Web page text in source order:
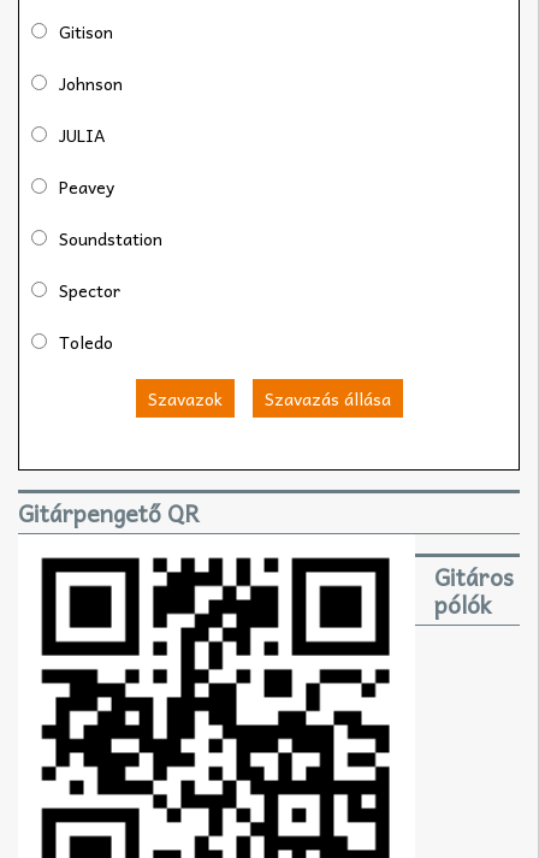
Gitison
Johnson
JULIA
Peavey
Soundstation
Spector
Toledo
Szavazok Szavazás állása
Gitárpengető QR
Gitáros
pólók